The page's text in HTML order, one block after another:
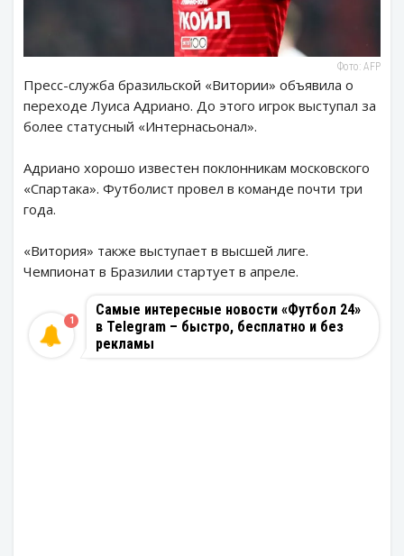
Фото: AFP
Пресс-служба бразильской «Витории» объявила о
переходе Луиса Адриано. До этого игрок выступал за
более статусный «Интернасьонал».
Адриано хорошо известен поклонникам московского
«Спартака». Футболист провел в команде почти три
года.
«Витория» также выступает в высшей лиге.
Чемпионат в Бразилии стартует в апреле.
Самые интересные новости «Футбол 24»
в Telegram – быстро, бесплатно и без
рекламы
1